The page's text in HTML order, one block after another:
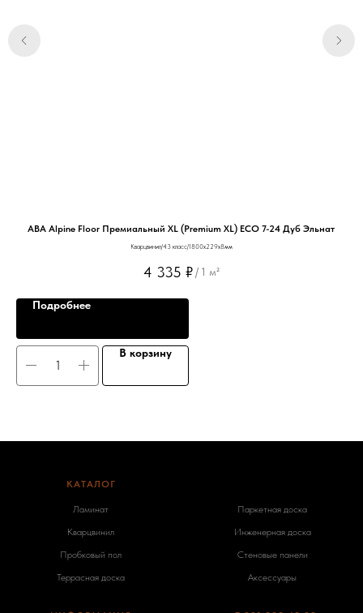
ABA Alpine Floor Премиальный XL (Premium XL) ЕСО 7-24 Дуб Эльнат
Кварцвинил/43 класс/1800х229х8мм
4 335 ₽/ 1 м²
Подробнее
В корзину
КАТАЛОГ
Ламинат
Кварцвинил
Пробковый пол
Террасная доска
Паркетная доска
Инженерная доска
Стеновые панели
Аксессуары